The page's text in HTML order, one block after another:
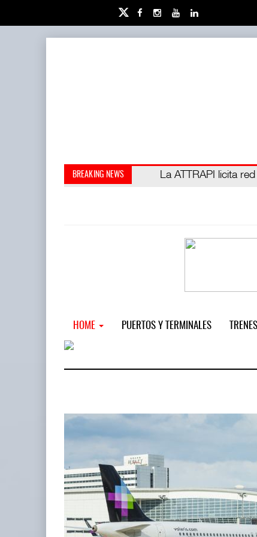
BREAKING NEWS IT-ANÁLISIS: Puerto
La ATTRAPI licita
HOME PUERTOS Y TERMINALES TRENES
READ MORE